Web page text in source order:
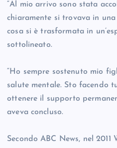
“Al mio arrivo sono stata
chiaramente si trovava in
cosa si è trasformata in
sottolineato.
“Ho sempre sostenuto mio
salute mentale. Sto facendo
ottenere il supporto
aveva concluso.
Secondo ABC News, nel